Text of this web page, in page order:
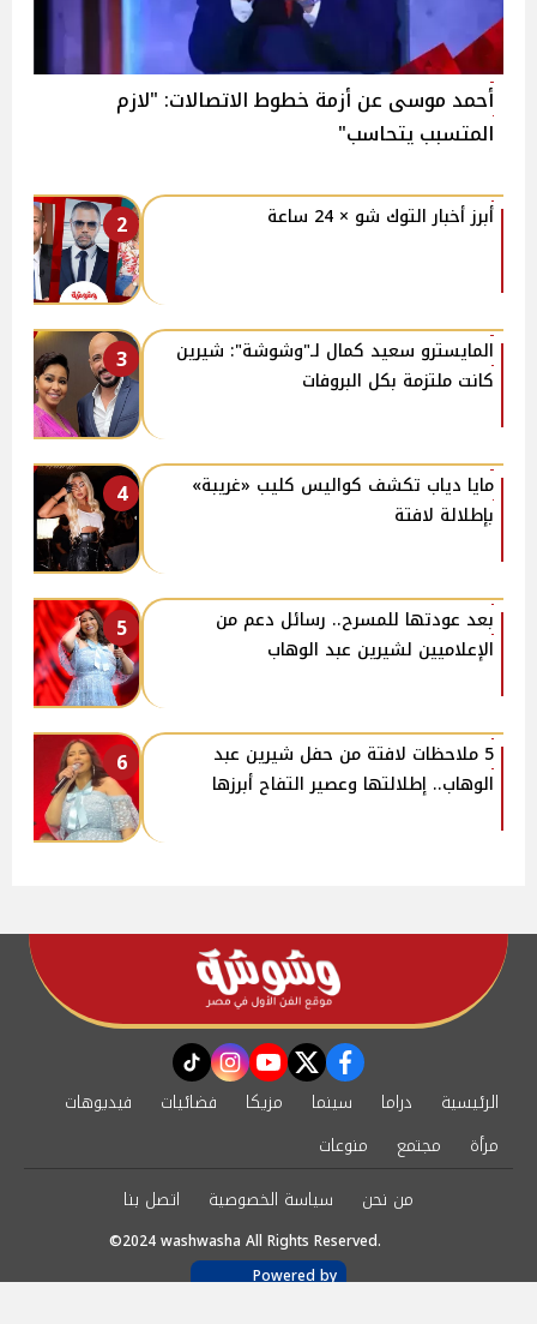
أحمد موسى عن أزمة خطوط الاتصالات: "لازم
المتسبب يتحاسب"
2 أبرز أخبار التوك شو × 24 ساعة
3
المايسترو سعيد كمال لـ"وشوشة": شيرين
كانت ملتزمة بكل البروفات
4
مايا دياب تكشف كواليس كليب «غريبة»
بإطلالة لافتة
5
بعد عودتها للمسرح.. رسائل دعم من
الإعلاميين لشيرين عبد الوهاب
6
5 ملاحظات لافتة من حفل شيرين عبد
الوهاب.. إطلالتها وعصير التفاح أبرزها
facebook
twitter
youtube
instagram
tiktok
الرئيسية دراما سينما مزيكا فضائيات
فيديوهات
مرأة
مجتمع
منوعات
من نحن
سياسة الخصوصية اتصل بنا
©2024 washwasha All Rights Reserved.
Powered by